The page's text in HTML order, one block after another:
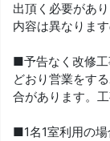
出頂く必要があ
内容は異なりま
■予告なく改修工
どおり営業をす
合があります。
■1名1室利用の